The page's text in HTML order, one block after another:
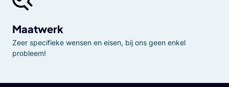
Maatwerk
Zeer specifieke wensen en eisen, bij ons geen enkel
probleem!